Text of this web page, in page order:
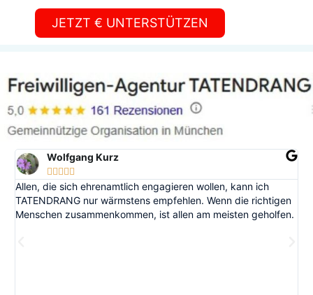
JETZT € UNTERSTÜTZEN
Wolfgang Kurz
    
Allen, die sich ehrenamtlich engagieren wollen, kann ich
TATENDRANG nur wärmstens empfehlen. Wenn die richtigen
Menschen zusammenkommen, ist allen am meisten geholfen.